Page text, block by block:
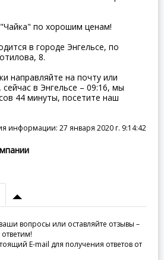
по хорошим ценам!
в городе Энгельсе, по
8.
направляйте на почту или
в Энгельсе – 09:16, мы
44 минуты, посетите наш
информации: 27 января 2020 г. 9:14:42
вопросы или оставляйте отзывы –
E-mail для получения ответов от